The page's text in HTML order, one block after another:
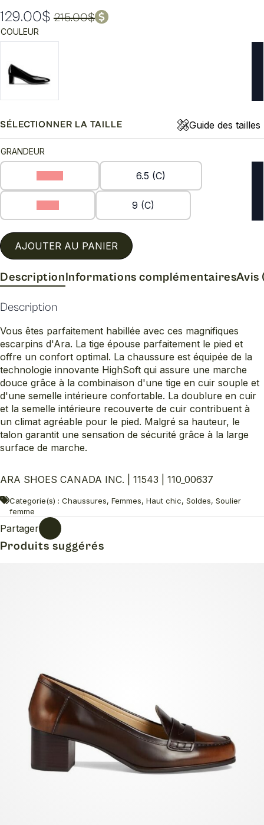
215.00$
Le
prix
initial
était :
215.00$.
129.00$
Le
prix
actuel
est :
129.00$.
COULEUR
SÉLECTIONNER LA TAILLE Guide des tailles
GRANDEUR
6.5 (C)
9 (C)
AJOUTER AU PANIER
DescriptionInformations complémentairesAvis
Description
Vous êtes parfaitement habillée avec ces magnifiques
escarpins d'Ara. La tige épouse parfaitement le pied et
offre un confort optimal. La chaussure est équipée de la
technologie innovante HighSoft qui assure une marche
douce grâce à la combinaison d'une tige en cuir souple et
d'une semelle intérieure confortable. La doublure en cuir
et la semelle intérieure recouverte de cuir contribuent à
un climat agréable pour le pied. Malgré sa hauteur, le
talon garantit une sensation de sécurité grâce à la large
surface de marche.
ARA SHOES CANADA INC. | 11543 | 110_00637
Categorie(s) : Chaussures, Femmes, Haut chic, Soldes, Soulier
femme
Partager
Produits suggérés